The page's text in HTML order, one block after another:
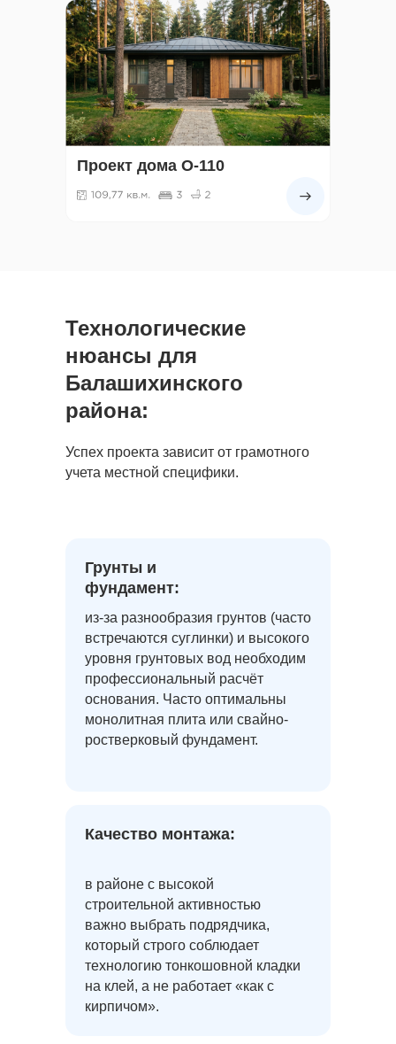
Проект дома О-110
Успех проекта зависит от грамотного
учета местной специфики.
Технологические
нюансы для
Балашихинского
района:
в районе с высокой
строительной активностью
важно выбрать подрядчика,
который строго соблюдает
технологию тонкошовной кладки
на клей, а не работает «как с
кирпичом».
Качество монтажа:
из-за разнообразия грунтов (часто
встречаются суглинки) и высокого
уровня грунтовых вод необходим
профессиональный расчёт
основания. Часто оптимальны
монолитная плита или свайно-
ростверковый фундамент.
Грунты и
фундамент: